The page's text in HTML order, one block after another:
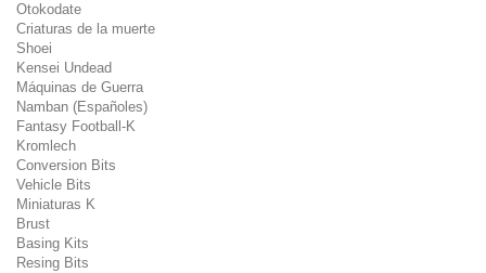
Otokodate
Criaturas de la muerte
Shoei
Kensei Undead
Máquinas de Guerra
Namban (Españoles)
Fantasy Football-K
Kromlech
Conversion Bits
Vehicle Bits
Miniaturas K
Brust
Basing Kits
Resing Bits